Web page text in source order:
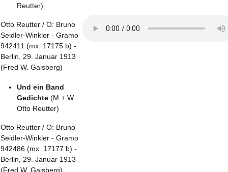
Reutter)
Otto Reutter / O: Bruno
Seidler-Winkler - Gramo
942411 (mx. 17175 b) -
Berlin, 29. Januar 1913
(Fred W. Gaisberg)
Und ein Band
Gedichte (M + W:
Otto Reutter)
Otto Reutter / O: Bruno
Seidler-Winkler - Gramo
942486 (mx. 17177 b) -
Berlin, 29. Januar 1913
(Fred W. Gaisberg)